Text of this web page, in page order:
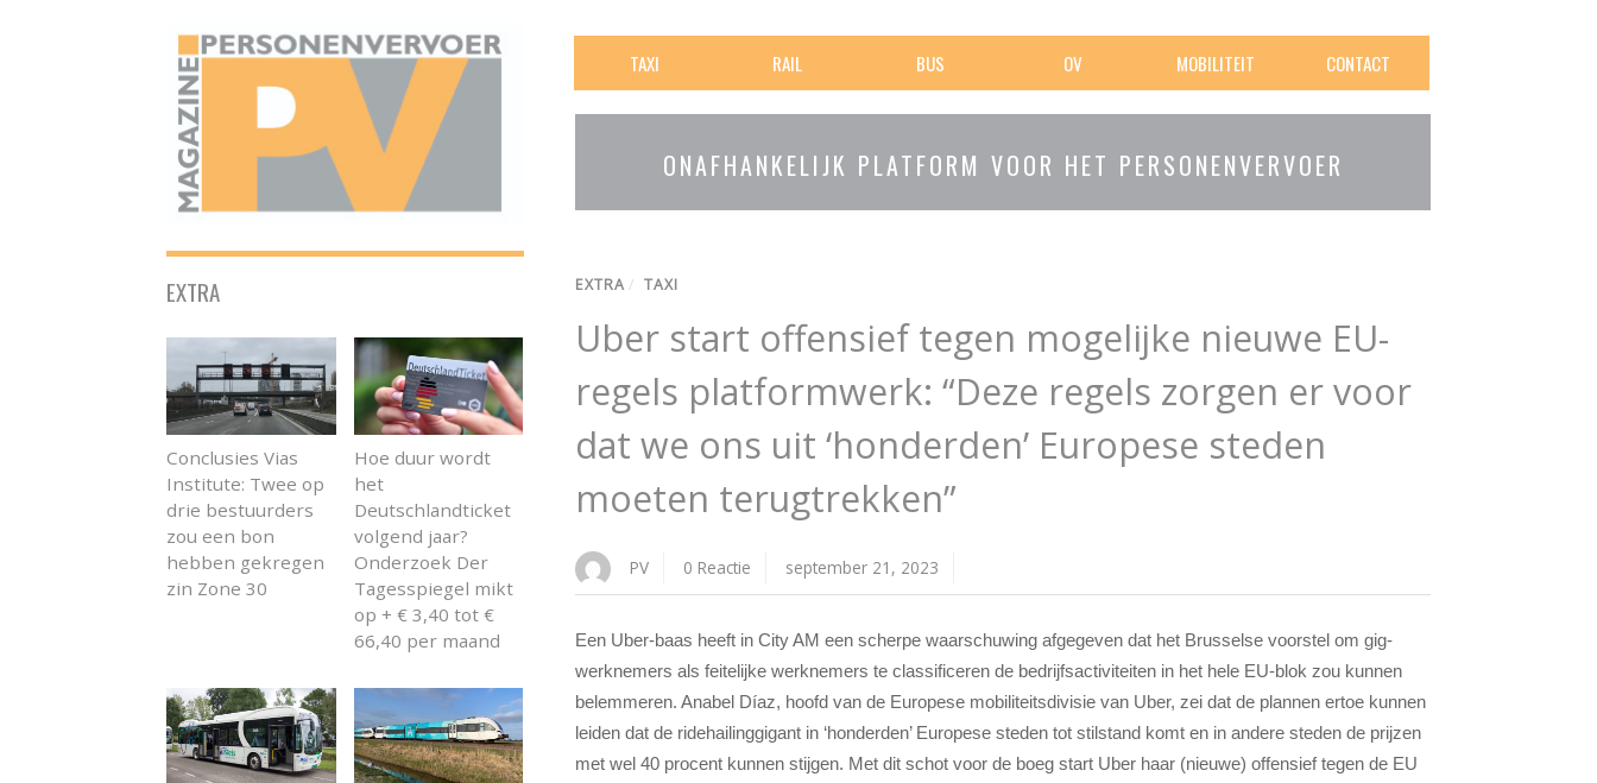
TAXI RAIL BUS OV MOBILITEIT CONTACT
ONAFHANKELIJK PLATFORM VOOR HET PERSONENVERVOER
EXTRA / TAXI
Uber start offensief tegen mogelijke nieuwe EU-
regels platformwerk: “Deze regels zorgen er voor
dat we ons uit ‘honderden’ Europese steden
moeten terugtrekken”
PV 0 Reactie september 21, 2023
Een Uber-baas heeft in City AM een scherpe waarschuwing afgegeven dat het Brusselse voorstel om gig-
werknemers als feitelijke werknemers te classificeren de bedrijfsactiviteiten in het hele EU-blok zou kunnen
belemmeren. Anabel Díaz, hoofd van de Europese mobiliteitsdivisie van Uber, zei dat de plannen ertoe kunnen
leiden dat de ridehailinggigant in ‘honderden’ Europese steden tot stilstand komt en in andere steden de prijzen
met wel 40 procent kunnen stijgen. Met dit schot voor de boeg start Uber haar (nieuwe) offensief tegen de EU
EXTRA
Conclusies Vias
Institute: Twee op
drie bestuurders
zou een bon
hebben gekregen
zin Zone 30
Hoe duur wordt
het
Deutschlandticket
volgend jaar?
Onderzoek Der
Tagesspiegel mikt
op + € 3,40 tot €
66,40 per maand